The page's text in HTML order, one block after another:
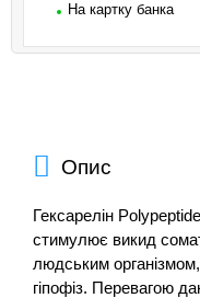
На картку банка
Опис
Гексарелін
стимулює викид
людським
гіпофіз. Перевагою